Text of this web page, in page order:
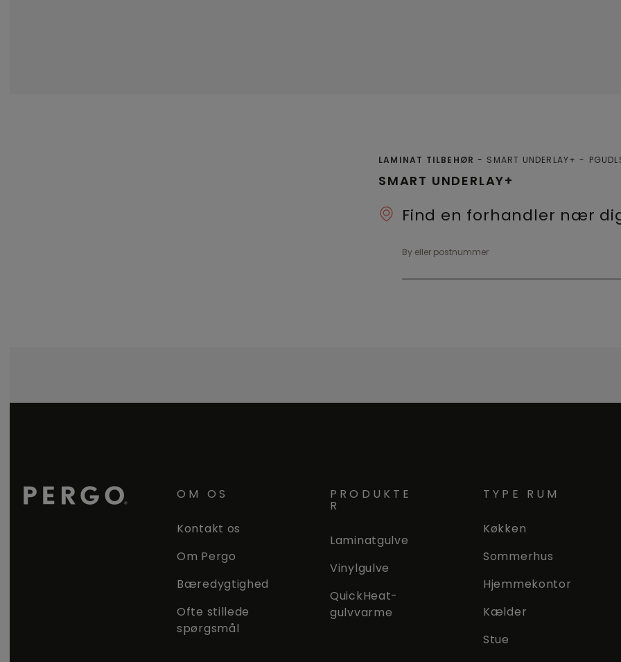
SMART UNDERLAY+
LAMINAT TILBEHØR SMART UNDERLAY+
Find en forhandler nær
By eller postnummer
OM OS
Kontakt os
Om Pergo
Bæredygtighed
Ofte stillede
spørgsmål
PRODUKTE
R
Laminatgulve
Vinylgulve
QuickHeat-
gulvvarme
TYPE RUM
Køkken
Sommerhus
Hjemmekontor
Kælder
Stue